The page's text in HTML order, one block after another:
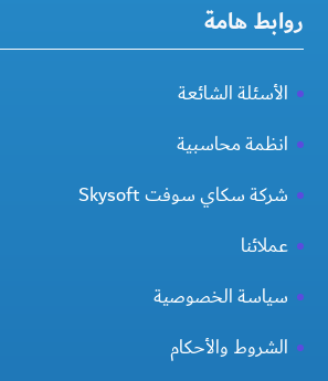
روابط هامة
الأسئلة الشائعة
انظمة محاسبية
شركة سكاي سوفت Skysoft
عملائنا
سياسة الخصوصية
الشروط والأحكام